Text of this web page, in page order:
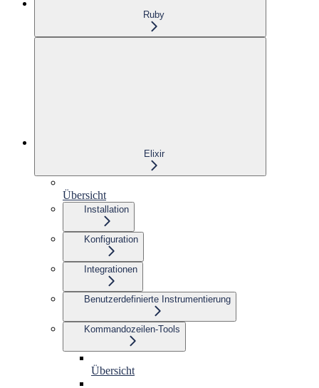
Ruby
Elixir
Übersicht
Installation
Konfiguration
Integrationen
Benutzerdefinierte Instrumentierung
Kommandozeilen-Tools
Übersicht